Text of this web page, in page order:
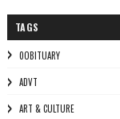
TAGS
0OBITUARY
ADVT
ART & CULTURE